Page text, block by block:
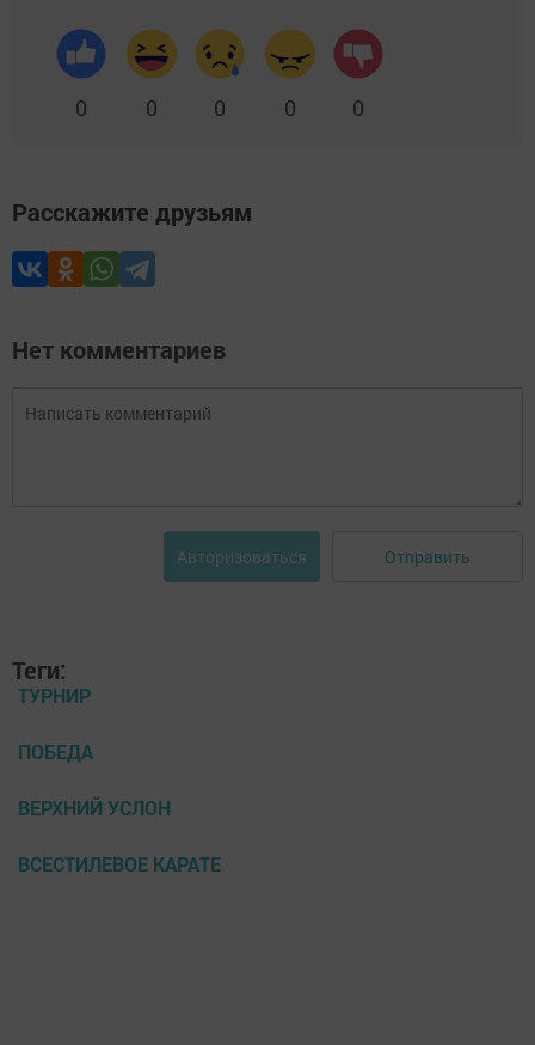
0 0 0 0 0
Расскажите друзьям
Нет комментариев
Авторизоваться Отправить
Теги:
ТУРНИР
ПОБЕДА
ВЕРХНИЙ УСЛОН
ВСЕСТИЛЕВОЕ КАРАТЕ